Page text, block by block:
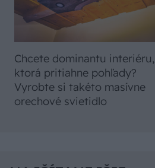
Chcete dominantu interiéru,
ktorá pritiahne pohľady?
Vyrobte si takéto masívne
orechové svietidlo